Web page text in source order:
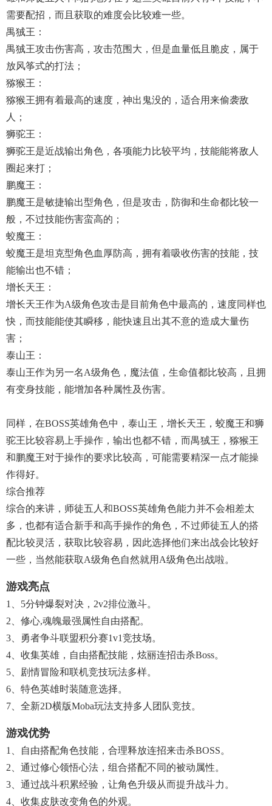
需要配招，而且获取的难度会比较难一些。
禺狨王：
禺狨王攻击伤害高，攻击范围大，但是血量低且脆皮，属于
放风筝式的打法；
猕猴王：
猕猴王拥有着最高的速度，神出鬼没的，适合用来偷袭敌
人；
狮驼王：
狮驼王是近战输出角色，各项能力比较平均，技能能将敌人
圈起来打；
鹏魔王：
鹏魔王是敏捷输出型角色，但是攻击，防御和生命都比较一
般，不过技能伤害蛮高的；
蛟魔王：
蛟魔王是坦克型角色血厚防高，拥有着吸收伤害的技能，技
能输出也不错；
增长天王：
增长天王作为A级角色攻击是目前角色中最高的，速度同样也
快，而技能能使其瞬移，能快速且出其不意的造成大量伤
害；
泰山王：
泰山王作为另一名A级角色，魔法值，生命值都比较高，且拥
有变身技能，能增加各种属性及伤害。
同样，在BOSS英雄角色中，泰山王，增长天王，蛟魔王和狮
驼王比较容易上手操作，输出也都不错，而禺狨王，猕猴王
和鹏魔王对于操作的要求比较高，可能需要精深一点才能操
作得好。
综合推荐
综合的来讲，师徒五人和BOSS英雄角色能力并不会相差太
多，也都有适合新手和高手操作的角色，不过师徒五人的搭
配比较灵活，获取比较容易，因此选择他们来出战会比较好
一些，当然能获取A级角色自然就用A级角色出战啦。
游戏亮点
1、5分钟爆裂对决，2v2排位激斗。
2、修心,魂魄最强属性自由搭配。
3、勇者争斗联盟积分赛1v1竞技场。
4、收集英雄，自由搭配技能，炫丽连招击杀boss。
5、剧情冒险和联机竞技玩法多样。
6、特色英雄时装随意选择。
7、全新2D横版moba玩法支持多人团队竞技。
游戏优势
1、自由搭配角色技能，合理释放连招来击杀BOSS。
2、通过修心领悟心法，组合搭配不同的被动属性。
3、通过战斗积累经验，让角色升级从而提升战斗力。
4、收集皮肤改变角色的外观。